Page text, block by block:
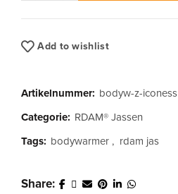
Add to wishlist
Artikelnummer: bodyw-z-iconess
Categorie: RDAM® Jassen
Tags: bodywarmer , rdam jas
Share